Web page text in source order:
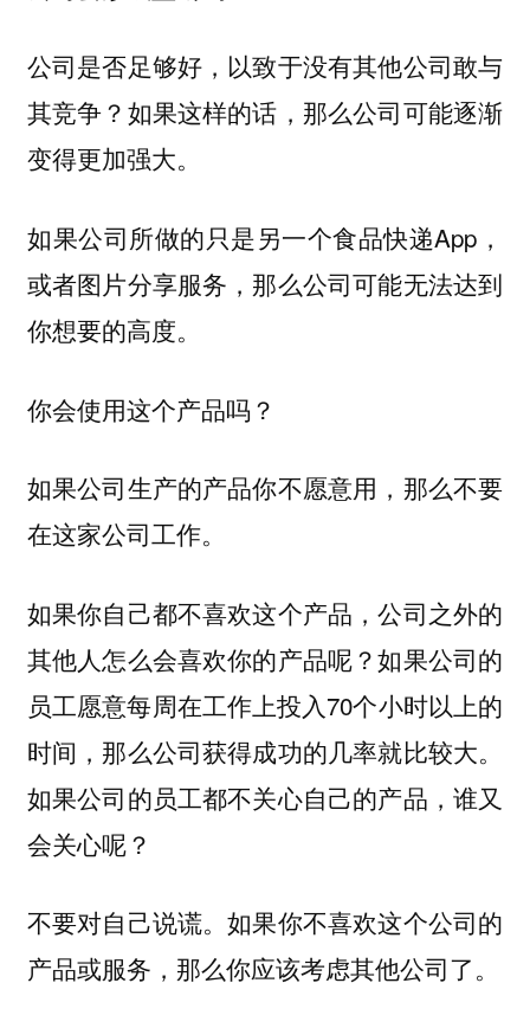
公司是否足够好，以致于没有其他公司敢与
其竞争？如果这样的话，那么公司可能逐渐
变得更加强大。
如果公司所做的只是另一个食品快递App，
或者图片分享服务，那么公司可能无法达到
你想要的高度。
你会使用这个产品吗？
如果公司生产的产品你不愿意用，那么不要
在这家公司工作。
如果你自己都不喜欢这个产品，公司之外的
其他人怎么会喜欢你的产品呢？如果公司的
员工愿意每周在工作上投入70个小时以上的
时间，那么公司获得成功的几率就比较大。
如果公司的员工都不关心自己的产品，谁又
会关心呢？
不要对自己说谎。如果你不喜欢这个公司的
产品或服务，那么你应该考虑其他公司了。